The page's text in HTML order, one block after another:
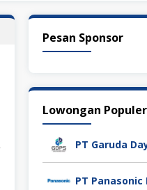
Pesan Sponsor
Lowongan Populer